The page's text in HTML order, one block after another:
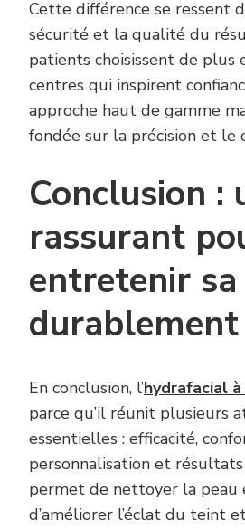
Cette différence se ressent
sécurité et la qualité du
patients choisissent de plus
centres qui inspirent
approche haut de gamme
fondée sur la précision et le
Conclusion :
rassurant
entretenir sa
durablement
En conclusion, l’hydrafacial à
parce qu’il réunit plusieurs
essentielles : efficacité,
personnalisation et résultats
permet de nettoyer la peau
d’améliorer l’éclat du teint